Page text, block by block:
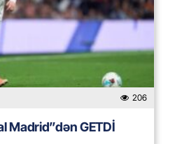
206
Madrid”dən GETDİ